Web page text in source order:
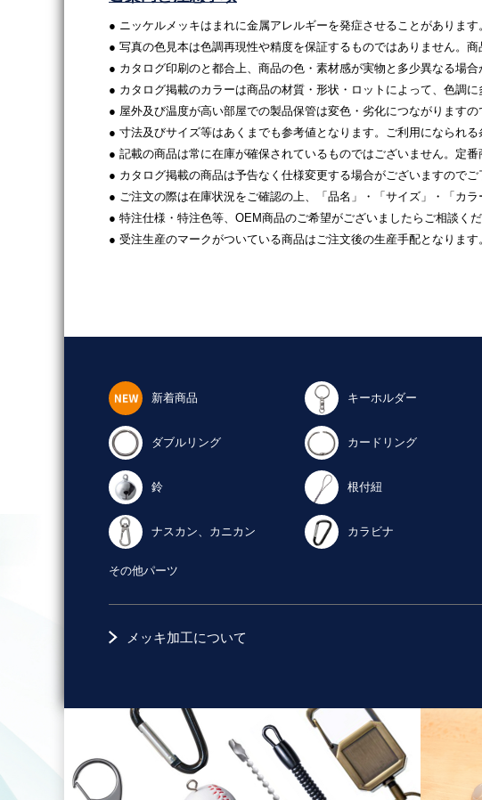
● ニッケルメッキはまれに金属アレルギーを発症させることがありま
● 写真の色見本は色調再現性や精度を保証するものではありません。
● カタログ印刷のと都合上、商品の色・素材感が実物と多少異なる場合
● カタログ掲載のカラーは商品の材質・形状・ロットによって、色調
● 屋外及び温度が高い部屋での製品保管は変色・劣化につながりますの
● 寸法及びサイズ等はあくまでも参考値となります。ご利用になられる
● 記載の商品は常に在庫が確保されているものではございません。定
● カタログ掲載の商品は予告なく仕様変更する場合がございますのでご
● ご注文の際は在庫状況をご確認の上、「品名」・「サイズ」・「カ
● 特注仕様・特注色等、OEM商品のご希望がございましたらご相談くだ
● 受注生産のマークがついている商品はご注文後の生産手配となりま
新着商品 キーホルダー
ダブルリング カードリング
鈴 根付紐
ナスカン、カニカン カラビナ
その他パーツ
メッキ加工について